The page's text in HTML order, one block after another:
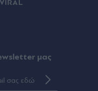
-
78χρονος,
15χρονος -
VIRAL
μας